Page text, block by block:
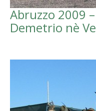
Abruzzo 2009
Demetrio nè